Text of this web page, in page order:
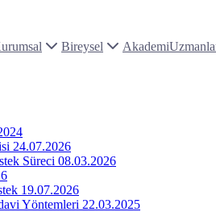
Bireysel Akademi
24.07.2026
Süreci 08.03.2026
19.07.2026
Yöntemleri 22.03.2025